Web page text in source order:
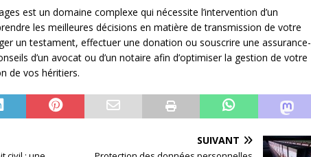
est un domaine complexe qui nécessite l’intervention d’un
les meilleures décisions en matière de transmission de votre
un testament, effectuer une donation ou souscrire une assurance-
d’un avocat ou d’un notaire afin d’optimiser la gestion de votre
de vos héritiers.
SUIVANT